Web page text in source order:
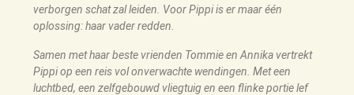
verborgen schat zal leiden. Voor Pippi is er maar één
oplossing: haar vader redden.
Samen met haar beste vrienden Tommie en Annika vertrekt
Pippi op een reis vol onverwachte wendingen. Met een
luchtbed, een zelfgebouwd vliegtuig en een flinke portie lef